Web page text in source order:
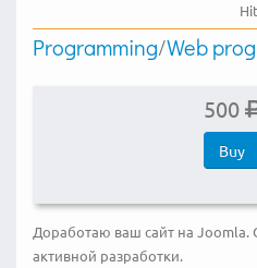
Programming/Web
500
Buy
Доработаю ваш сайт на Joomla.
активной разработки.